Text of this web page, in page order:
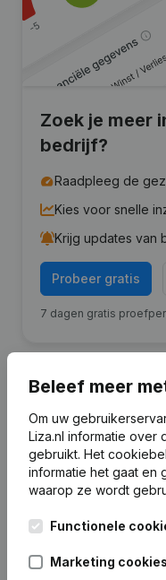
Zoek je meer
bedrijf?
Raadpleeg de
Kies voor snelle
Krijg updates van
Probeer gratis
7 dagen gratis
Financiële
2024
Eigen
Beleef meer
Om uw
Liza.nl informatie over
gebruikt. Het
informatie het gaat en
waarop ze wordt
Functionele
Marketing cookies